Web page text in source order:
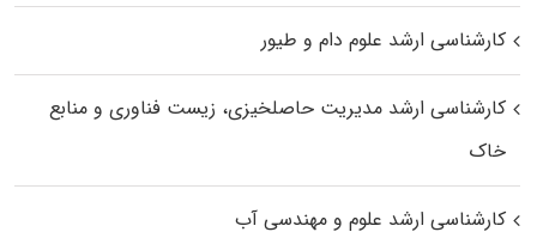
کارشناسی ارشد علوم دام و طیور
کارشناسی ارشد مدیریت حاصلخیزی، زیست فناوری و منابع
خاک
کارشناسی ارشد علوم و مهندسی آب